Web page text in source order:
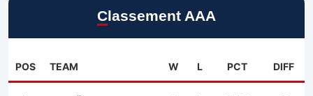
Classement AAA
POS TEAM W L PCT DIFF